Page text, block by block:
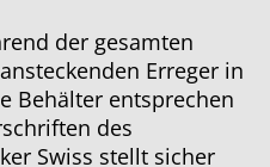
der gesamten
Erreger in
Behälter entsprechen
des
Swiss stellt sicher